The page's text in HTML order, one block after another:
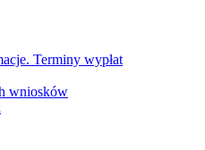
Terminy wypłat
wniosków